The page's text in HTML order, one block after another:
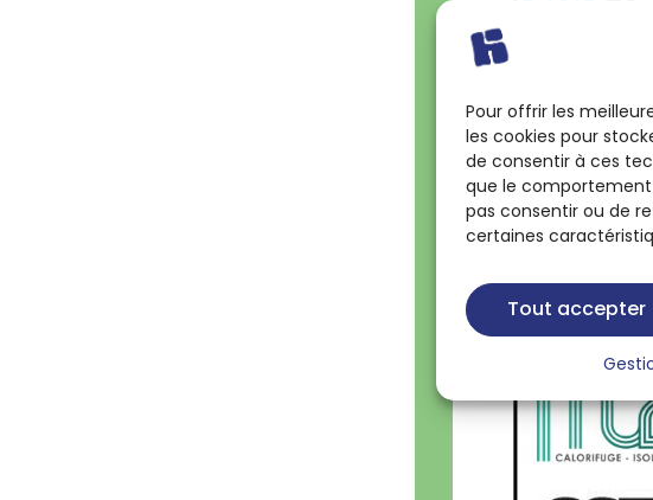
Pour offrir les
les cookies pour
de consentir à ces
que le comportement
pas consentir ou de
certaines
Tout accepter